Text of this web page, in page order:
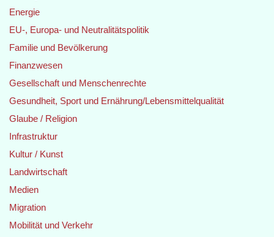
Energie
EU-, Europa- und Neutralitätspolitik
Familie und Bevölkerung
Finanzwesen
Gesellschaft und Menschenrechte
Gesundheit, Sport und Ernährung/Lebensmittelqualität
Glaube / Religion
Infrastruktur
Kultur / Kunst
Landwirtschaft
Medien
Migration
Mobilität und Verkehr